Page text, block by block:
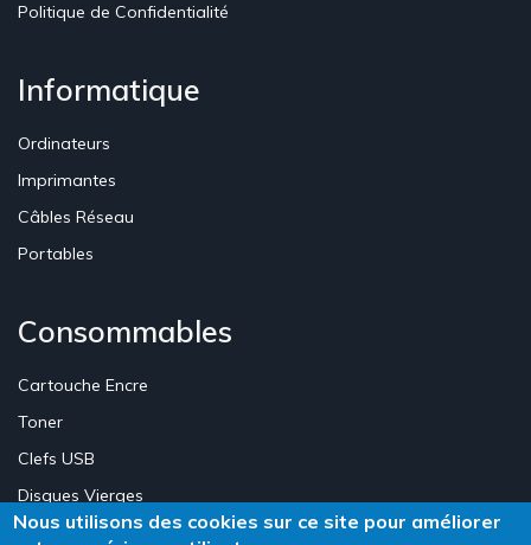
Politique de Confidentialité
Informatique
Ordinateurs
Imprimantes
Câbles Réseau
Portables
Consommables
Cartouche Encre
Toner
Clefs USB
Disques Vierges
Nous utilisons des cookies sur ce site pour améliorer